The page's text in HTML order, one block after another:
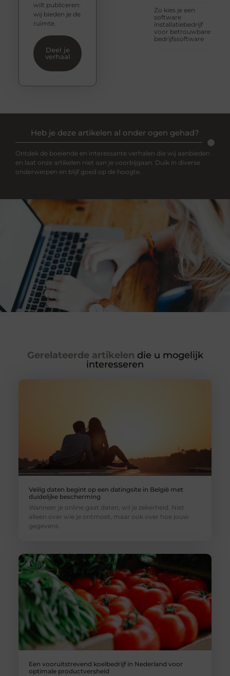
Zo kies je een
software
installatiebedrijf
voor betrouwbare
bedrijfssoftware
wilt publiceren:
wij bieden je de
ruimte.
Deel je
verhaal
Heb je deze artikelen al onder ogen gehad?
Ontdek de boeiende en interessante verhalen die wij aanbieden
en laat onze artikelen niet aan je voorbijgaan. Duik in diverse
onderwerpen en blijf goed op de hoogte.
Gerelateerde artikelen die u mogelijk
interesseren
Veilig daten begint op een datingsite in België met
duidelijke bescherming
Wanneer je online gaat daten, wil je zekerheid. Niet
alleen over wie je ontmoet, maar ook over hoe jouw
gegevens
Een vooruitstrevend koelbedrijf in Nederland voor
optimale productversheid